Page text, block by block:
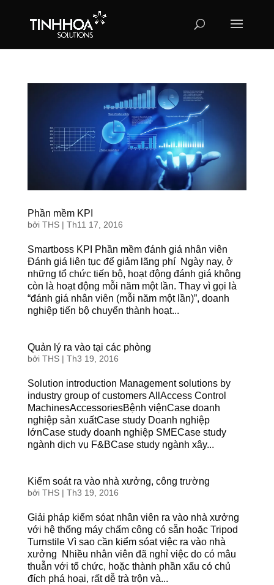
Phần mềm KPI
bởi THS| Th11 17, 2016
Smartboss KPI Phần mềm đánh giá nhân viên
Đánh giá liên tục để giảm lãng phí Ngày nay, ở
những tổ chức tiến bộ, hoạt động đánh giá không
còn là hoạt động mỗi năm một lần. Thay vì gọi là
“đánh giá nhân viên (mỗi năm một lần)”, doanh
nghiệp tiến bộ chuyển thành hoạt...
Quản lý ra vào tại các phòng
bởi THS| Th3 19, 2016
Solution introduction Management solutions by
industry group of customers AllAccess Control
MachinesAccessoriesBệnh việnCase doanh
nghiệp sản xuấtCase study Doanh nghiệp
lớnCase study doanh nghiệp SMECase study
ngành dịch vụ F&BCase study ngành xây...
Kiểm soát ra vào nhà xưởng, công trường
bởi THS| Th3 19, 2016
Giải pháp kiểm sóat nhân viên ra vào nhà xưởng
với hệ thống máy chấm công có sẵn hoặc Tripod
Turnstile Vì sao cần kiểm sóat việc ra vào nhà
xưởng Nhiều nhân viên đã nghỉ việc do có mâu
thuẫn với tổ chức, hoặc thành phần xấu có chủ
đích phá hoại, rất dễ trà trộn và...